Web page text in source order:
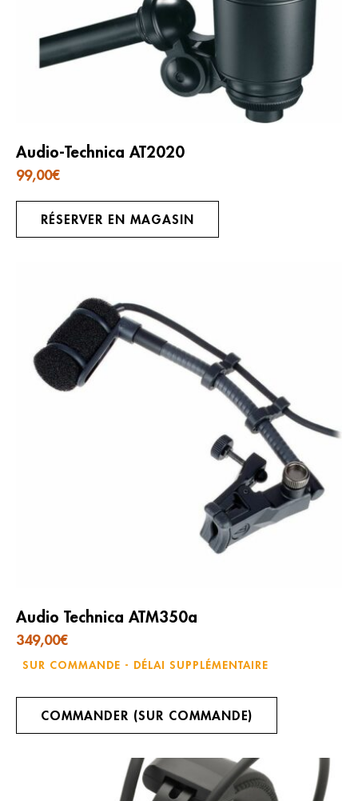
Audio-Technica AT2020
99,00€
RÉSERVER EN MAGASIN
Audio Technica ATM350a
349,00€
SUR COMMANDE - DÉLAI SUPPLÉMENTAIRE
COMMANDER (SUR COMMANDE)